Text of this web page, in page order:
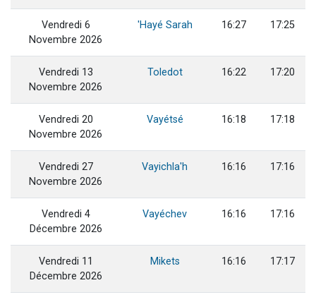
Vendredi 6
Novembre 2026
'Hayé Sarah 16:27 17:25
Vendredi 13
Novembre 2026
Toledot 16:22 17:20
Vendredi 20
Novembre 2026
Vayétsé 16:18 17:18
Vendredi 27
Novembre 2026
Vayichla'h 16:16 17:16
Vendredi 4
Décembre 2026
Vayéchev 16:16 17:16
Vendredi 11
Décembre 2026
Mikets 16:16 17:17